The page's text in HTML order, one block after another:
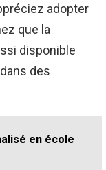
adopter
que la
disponible
des
en école